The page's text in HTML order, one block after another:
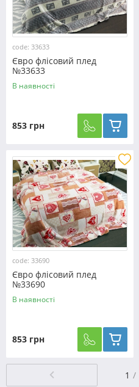
code: 33633
Євро флісовий плед
№33633
В наявності
853 грн
code: 33690
Євро флісовий плед
№33690
В наявності
853 грн
1